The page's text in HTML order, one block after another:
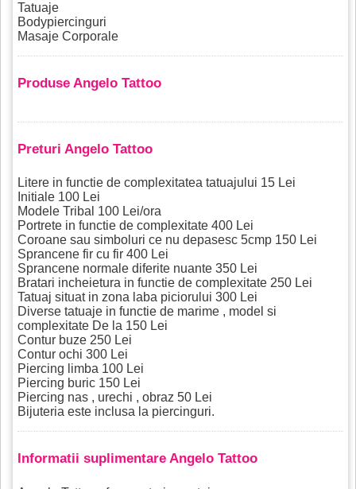
Tatuaje
Bodypiercinguri
Masaje Corporale
Produse Angelo Tattoo
Preturi Angelo Tattoo
Litere in functie de complexitatea tatuajului 15 Lei
Initiale 100 Lei
Modele Tribal 100 Lei/ora
Portrete in functie de complexitate 400 Lei
Coroane sau simboluri ce nu depasesc 5cmp 150 Lei
Sprancene fir cu fir 400 Lei
Sprancene normale diferite nuante 350 Lei
Bratari incheietura in functie de complexitate 250 Lei
Tatuaj situat in zona laba piciorului 300 Lei
Diverse tatuaje in functie de marime , model si
complexitate De la 150 Lei
Contur buze 250 Lei
Contur ochi 300 Lei
Piercing limba 100 Lei
Piercing buric 150 Lei
Piercing nas , urechi , obraz 50 Lei
Bijuteria este inclusa la piercinguri.
Informatii suplimentare Angelo Tattoo